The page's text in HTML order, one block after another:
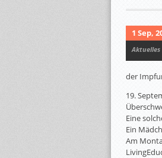
1 Sep,
Aktuelles
der
19.
Eine
Ein
Am